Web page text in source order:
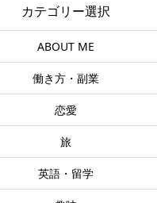
カテゴリー選択
ABOUT ME
働き方・副業
恋愛
旅
英語・留学